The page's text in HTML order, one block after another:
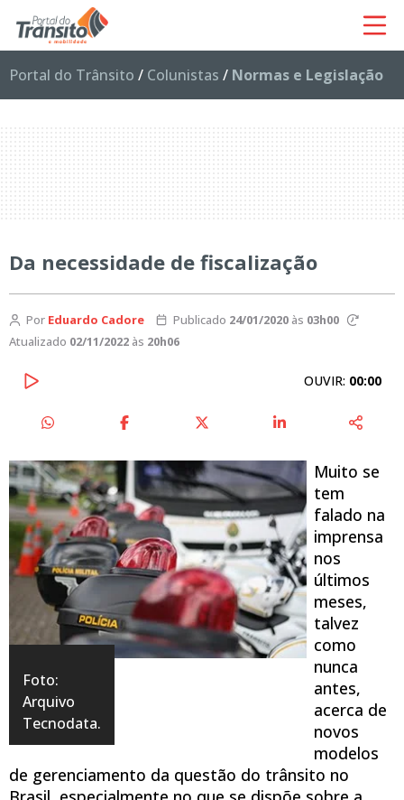
Portal do Trânsito / Colunistas / Normas e Legislação
Da necessidade de fiscalização
Por Eduardo Cadore Publicado 24/01/2020às 03h00
Atualizado 02/11/2022 às 20h06
OUVIR: 00:00
Foto:
Arquivo
Tecnodata.
Muito se
tem
falado na
imprensa
nos
últimos
meses,
talvez
como
nunca
antes,
acerca de
novos
modelos
de gerenciamento da questão do trânsito no